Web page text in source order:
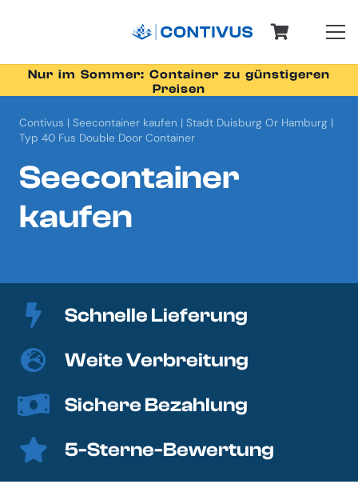
Nur im Sommer: Container zu günstigeren
Preisen
Contivus | Seecontainer kaufen | Stadt Duisburg Or Hamburg |
Typ 40 Fus Double Door Container
Seecontainer
kaufen
Schnelle Lieferung
Weite Verbreitung
Sichere Bezahlung
5-Sterne-Bewertung